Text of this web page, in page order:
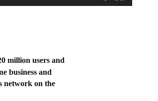
million users and
business and
network on the